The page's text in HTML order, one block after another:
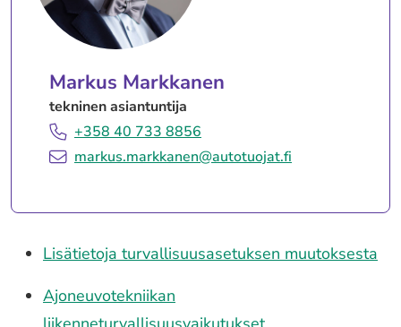
Markus Markkanen
tekninen asiantuntija
+358 40 733 8856
markus.markkanen@autotuojat.fi
Lisätietoja turvallisuusasetuksen muutoksesta
Ajoneuvotekniikan